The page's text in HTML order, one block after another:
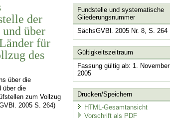
der
über
für
des
über die
über die
zum Vollzug
2005 S. 264)
Fundstelle und systematische
Gliederungsnummer
SächsGVBl. 2005 Nr. 8, S. 264
Gültigkeitszeitraum
Fassung gültig ab: 1. November
2005
Drucken/Speichern
HTML-Gesamtansicht
Vorschrift als PDF